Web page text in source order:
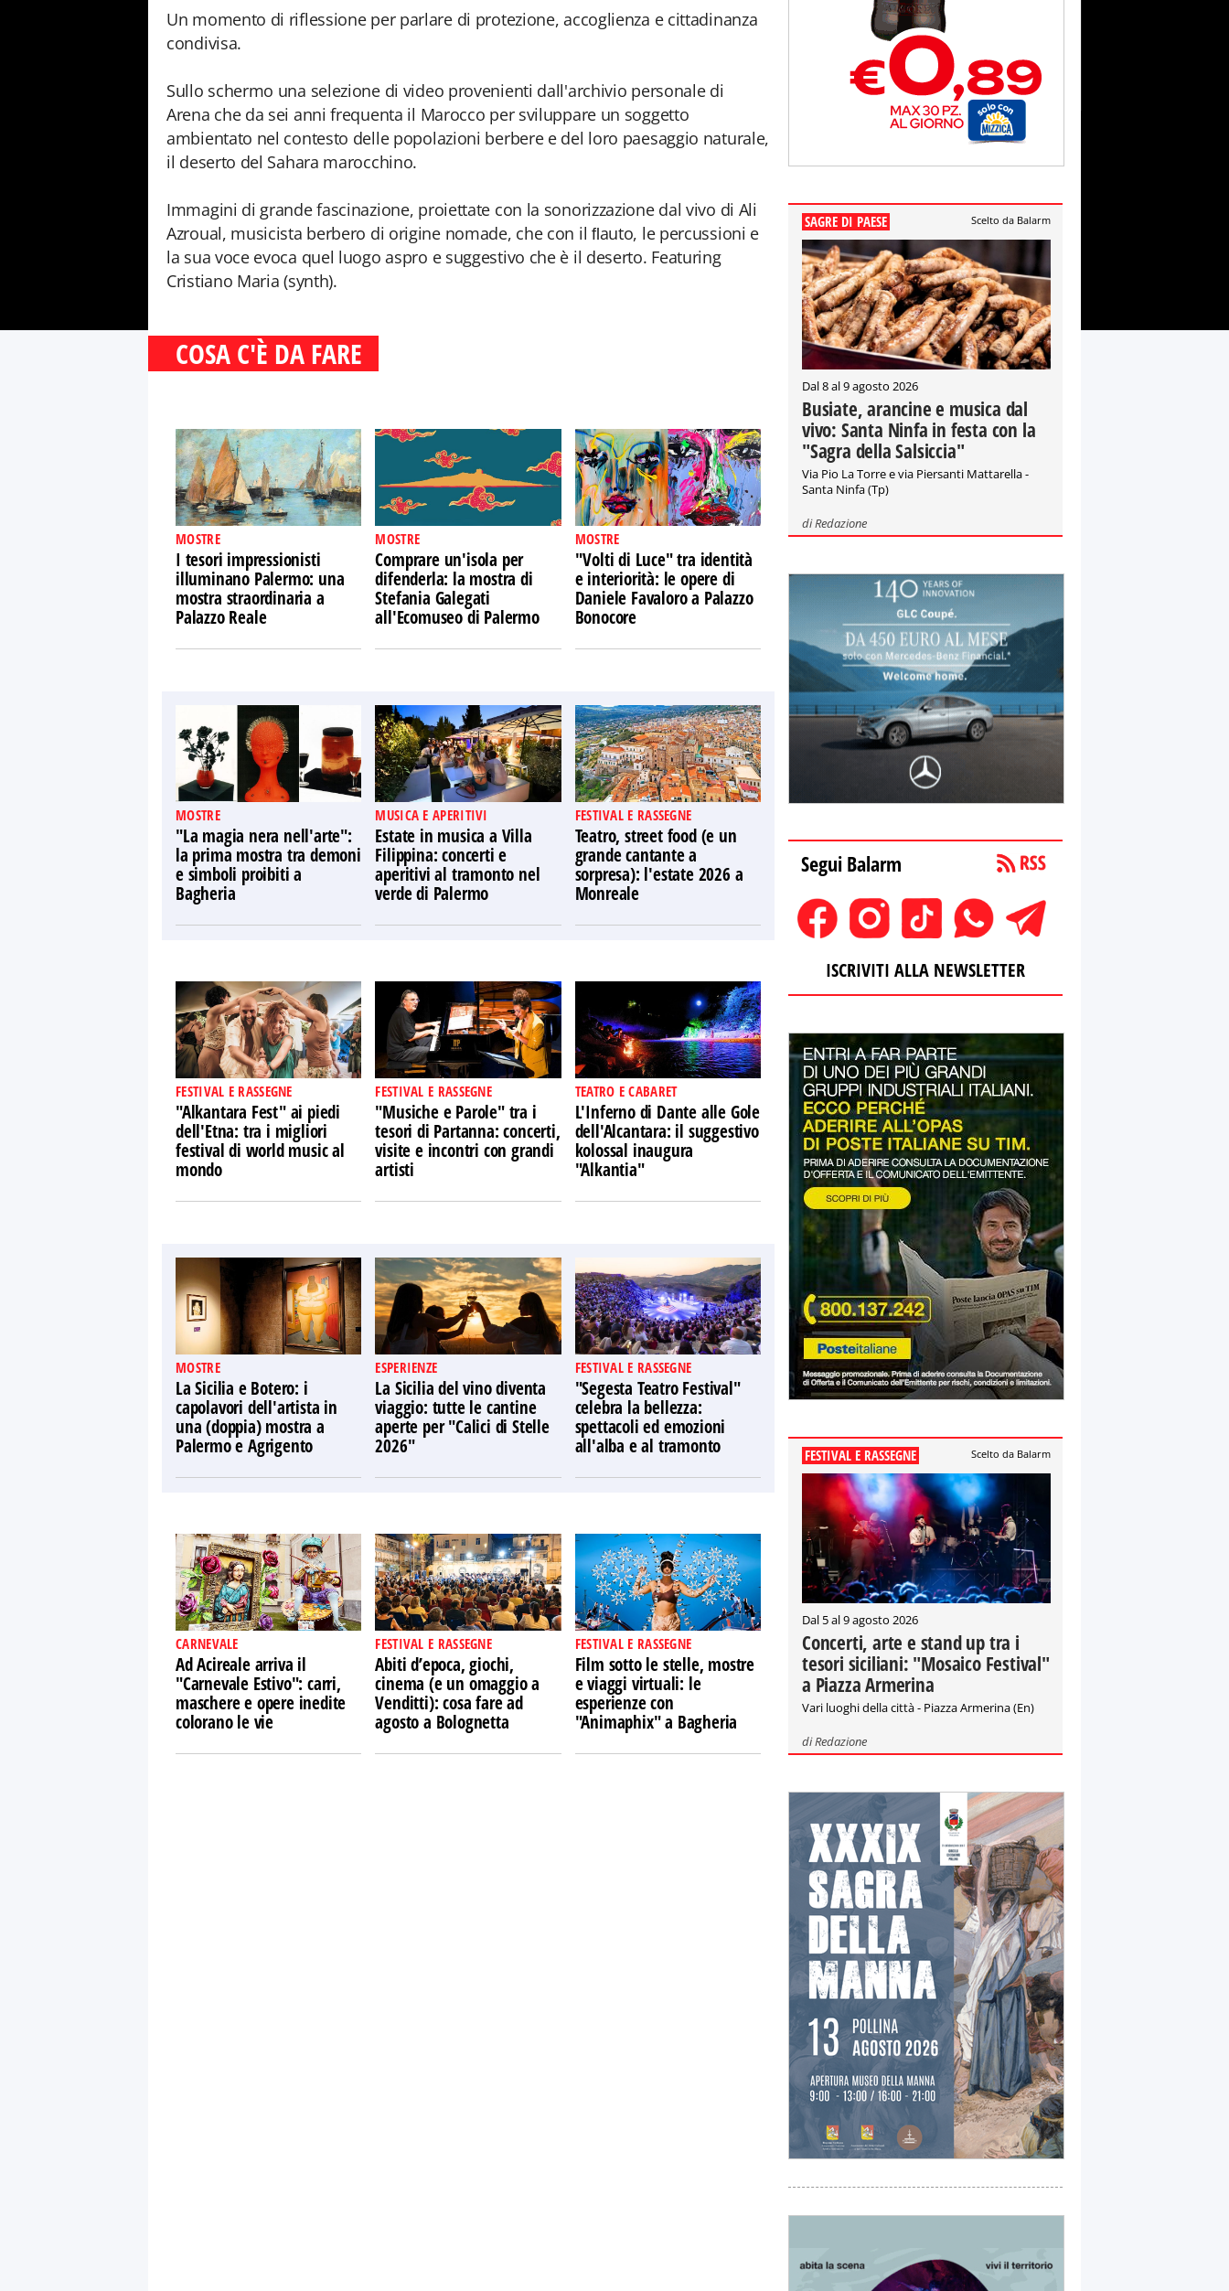
Un momento di riflessione per parlare di protezione, accoglienza e cittadinanza
condivisa.
Sullo schermo una selezione di video provenienti dall'archivio personale di
Arena che da sei anni frequenta il Marocco per sviluppare un soggetto
ambientato nel contesto delle popolazioni berbere e del loro paesaggio naturale,
il deserto del Sahara marocchino.
Immagini di grande fascinazione, proiettate con la sonorizzazione dal vivo di Ali
Azroual, musicista berbero di origine nomade, che con il ﬂauto, le percussioni e
la sua voce evoca quel luogo aspro e suggestivo che è il deserto. Featuring
Cristiano Maria (synth).
COSA C'È DA FARE
MOSTRE
I tesori impressionisti
illuminano Palermo: una
mostra straordinaria a
Palazzo Reale
MOSTRE
Comprare un'isola per
difenderla: la mostra di
Stefania Galegati
all'Ecomuseo di Palermo
MOSTRE
"Volti di Luce" tra identità
e interiorità: le opere di
Daniele Favaloro a Palazzo
Bonocore
MOSTRE
"La magia nera nell'arte":
la prima mostra tra demoni
e simboli proibiti a
Bagheria
MUSICA E APERITIVI
Estate in musica a Villa
Filippina: concerti e
aperitivi al tramonto nel
verde di Palermo
FESTIVAL E RASSEGNE
Teatro, street food (e un
grande cantante a
sorpresa): l'estate 2026 a
Monreale
FESTIVAL E RASSEGNE
"Alkantara Fest" ai piedi
dell'Etna: tra i migliori
festival di world music al
mondo
FESTIVAL E RASSEGNE
"Musiche e Parole" tra i
tesori di Partanna: concerti,
visite e incontri con grandi
artisti
TEATRO E CABARET
L'Inferno di Dante alle Gole
dell'Alcantara: il suggestivo
kolossal inaugura
"Alkantia"
MOSTRE
La Sicilia e Botero: i
capolavori dell'artista in
una (doppia) mostra a
Palermo e Agrigento
ESPERIENZE
La Sicilia del vino diventa
viaggio: tutte le cantine
aperte per "Calici di Stelle
2026"
FESTIVAL E RASSEGNE
"Segesta Teatro Festival"
celebra la bellezza:
spettacoli ed emozioni
all'alba e al tramonto
CARNEVALE
Ad Acireale arriva il
"Carnevale Estivo": carri,
maschere e opere inedite
colorano le vie
FESTIVAL E RASSEGNE
Abiti d’epoca, giochi,
cinema (e un omaggio a
Venditti): cosa fare ad
agosto a Bolognetta
FESTIVAL E RASSEGNE
Film sotto le stelle, mostre
e viaggi virtuali: le
esperienze con
"Animaphix" a Bagheria
SAGRE DI PAESE Scelto da Balarm
Dal 8 al 9 agosto 2026
Busiate, arancine e musica dal
vivo: Santa Ninfa in festa con la
"Sagra della Salsiccia"
Via Pio La Torre e via Piersanti Mattarella -
Santa Ninfa (Tp)
diRedazione
Segui Balarm
ISCRIVITI ALLA NEWSLETTER
FESTIVAL E RASSEGNE Scelto da Balarm
Dal 5 al 9 agosto 2026
Concerti, arte e stand up tra i
tesori siciliani: "Mosaico Festival"
a Piazza Armerina
Vari luoghi della città - Piazza Armerina (En)
diRedazione